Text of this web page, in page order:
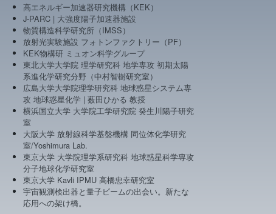
高エネルギー加速器研究機構（KEK）
J-PARC | 大強度陽子加速器施設
物質構造科学研究所（IMSS）
放射光実験施設 フォトンファクトリー（PF）
KEK物構研 ミュオン科学グループ
東北大学大学院 理学研究科 地学専攻 初期太陽
系進化学研究分野（中村智樹研究室）
広島大学大学院理学研究科 地球惑星システム専
攻 地球惑星化学 | 薮田ひかる 教授
横浜国立大学 大学院工学研究院 癸生川陽子研究
室
大阪大学 放射線科学基盤機構 同位体化学研究
室/Yoshimura Lab.
東京大学 大学院理学系研究科 地球惑星科学専攻
分子地球化学研究室
東京大学 Kavli IPMU 高橋忠幸研究室
宇宙観測検出器と量子ビームの出会い。新たな
応用への架け橋。